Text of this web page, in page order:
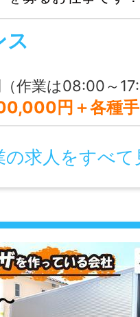
)
円/月)
当)
健康・労災・厚生）
8時間以内）
ス
で行われることが多いですが
円＋各種
の求人をすべて